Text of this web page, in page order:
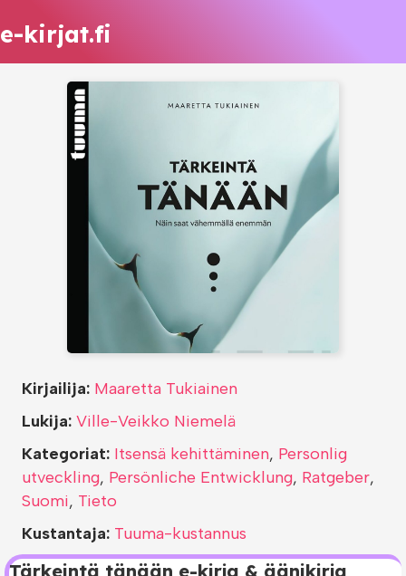
e-kirjat.fi
Tärkeintä tänään e-kirja & äänikirja
Kirjailija: Maaretta Tukiainen
Lukija: Ville-Veikko Niemelä
Kategoriat: Itsensä kehittäminen, Personlig
utveckling, Persönliche Entwicklung, Ratgeber,
Suomi, Tieto
Kustantaja: Tuuma-kustannus